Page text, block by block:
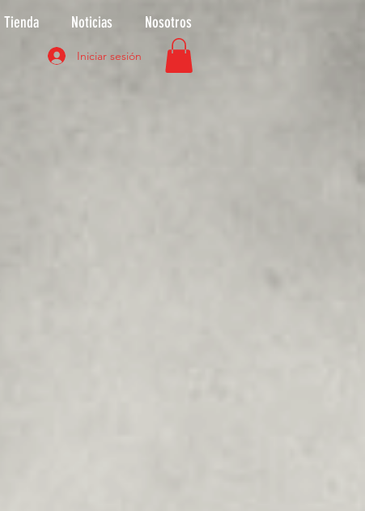
Tienda Noticias Nosotros
Iniciar sesión